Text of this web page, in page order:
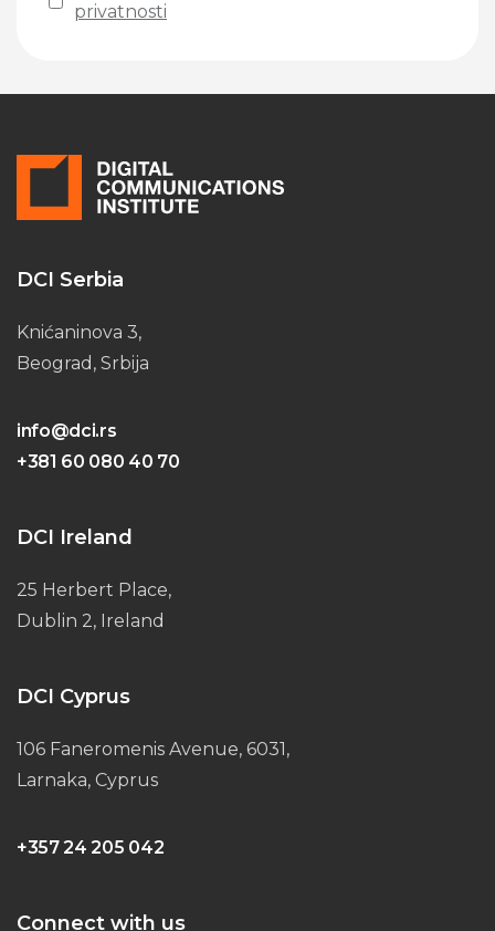
privatnosti
DCI Serbia
Knićaninova 3,
Beograd, Srbija
info@dci.rs
+381 60 080 40 70
DCI Ireland
25 Herbert Place,
Dublin 2, Ireland
DCI Cyprus
106 Faneromenis Avenue, 6031,
Larnaka, Cyprus
+357 24 205 042
Connect with us